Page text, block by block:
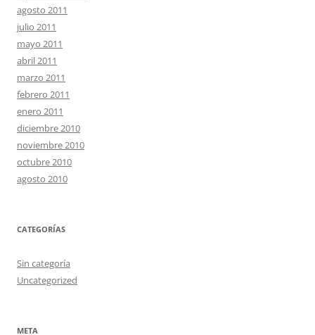
agosto 2011
julio 2011
mayo 2011
abril 2011
marzo 2011
febrero 2011
enero 2011
diciembre 2010
noviembre 2010
octubre 2010
agosto 2010
CATEGORÍAS
Sin categoría
Uncategorized
META